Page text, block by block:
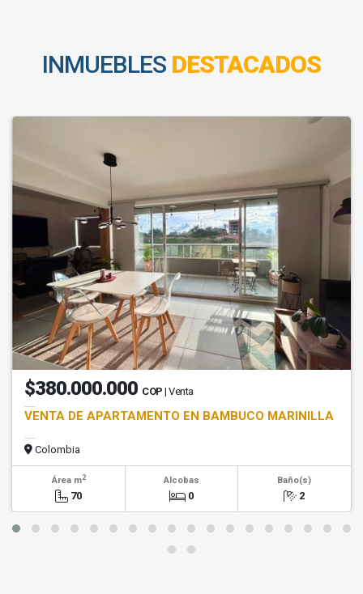
INMUEBLES DESTACADOS
$380.000.000 COP | Venta
VENTA DE APARTAMENTO EN BAMBUCO MARINILLA
Colombia
Área m2
70
Alcobas
0
Baño(s)
2